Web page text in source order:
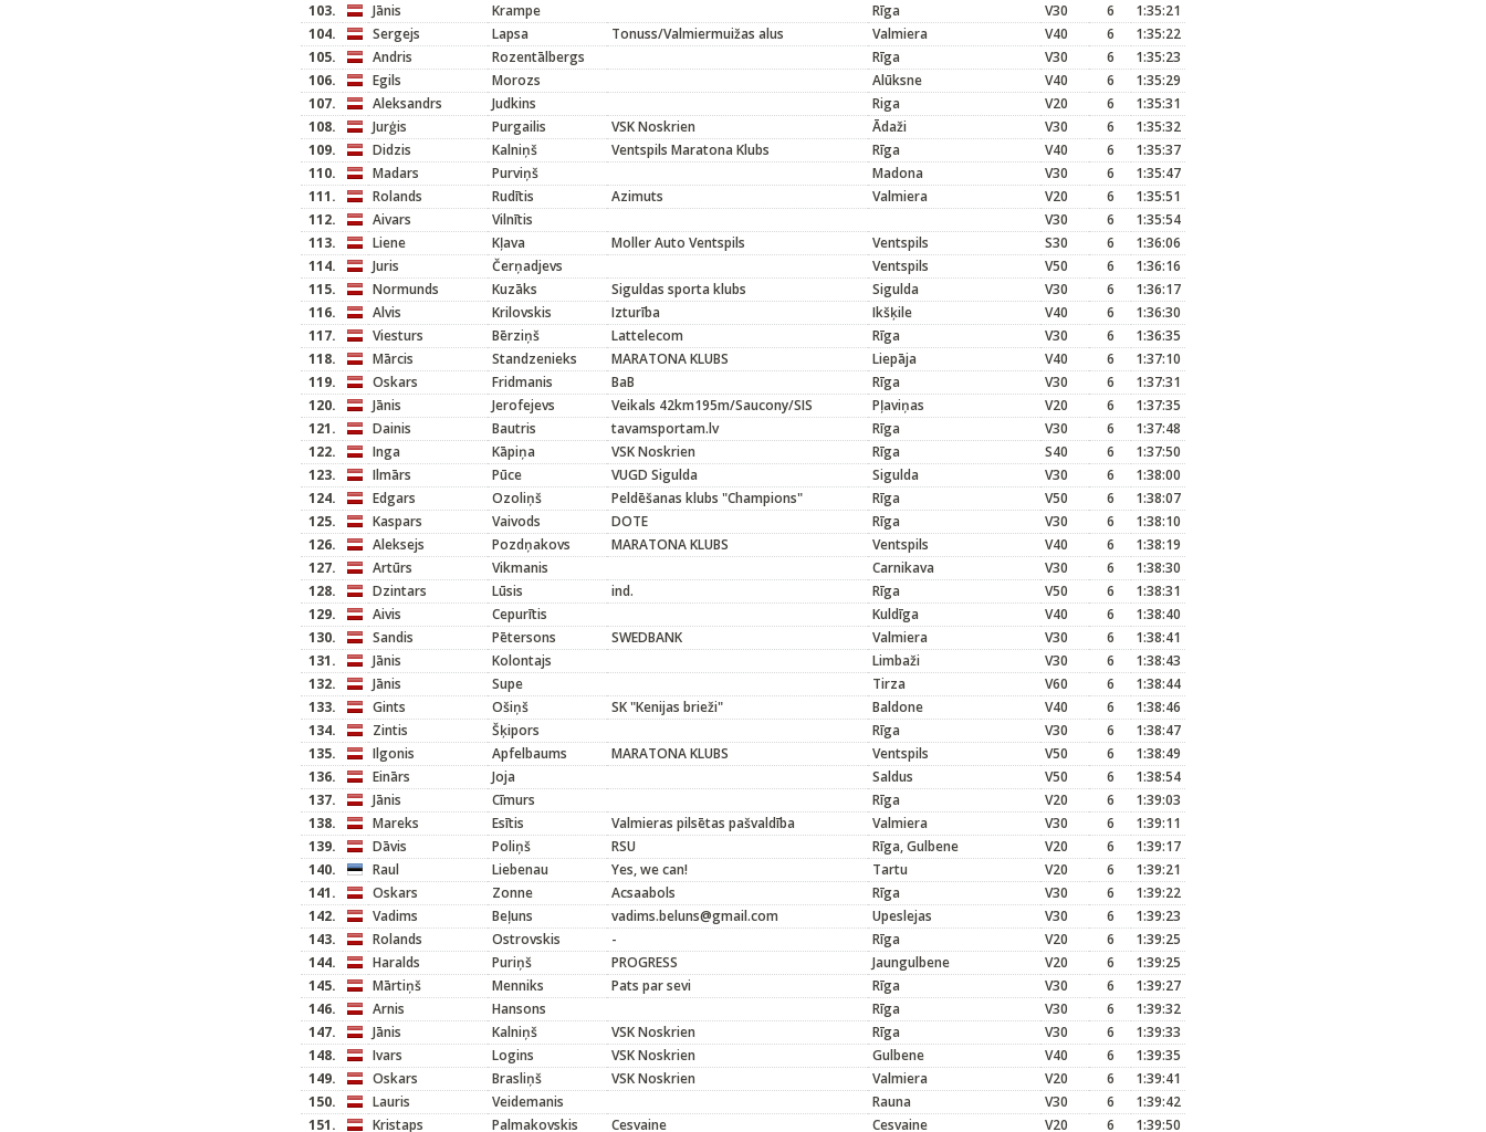
103.
Jānis Krampe Rīga V30 6
1:35:21
104.
Sergejs Lapsa Tonuss/Valmiermuižas alus Valmiera V40 6
1:35:22
105.
Andris Rozentālbergs Rīga V30 6
1:35:23
106.
Egils Morozs Alūksne V40 6
1:35:29
107.
Aleksandrs Judkins Riga V20 6
1:35:31
108.
Jurģis Purgailis VSK Noskrien Ādaži V30 6
1:35:32
109.
Didzis Kalniņš Ventspils Maratona Klubs Rīga V40 6
1:35:37
110.
Madars Purviņš Madona V30 6
1:35:47
111.
Rolands Rudītis Azimuts Valmiera V20 6
1:35:51
112.
Aivars Vilnītis V30 6
1:35:54
113.
Liene Kļava Moller Auto Ventspils Ventspils S30 6
1:36:06
114.
Juris Čerņadjevs Ventspils V50 6
1:36:16
115.
Normunds Kuzāks Siguldas sporta klubs Sigulda V30 6
1:36:17
116.
Alvis Krilovskis Izturība Ikšķile V40 6
1:36:30
117.
Viesturs Bērziņš Lattelecom Rīga V30 6
1:36:35
118.
Mārcis Standzenieks MARATONA KLUBS Liepāja V40 6
1:37:10
119.
Oskars Fridmanis BaB Rīga V30 6
1:37:31
120.
Jānis Jerofejevs Veikals 42km195m/Saucony/SIS Pļaviņas V20 6
1:37:35
121.
Dainis Bautris tavamsportam.lv Rīga V30 6
1:37:48
122.
Inga Kāpiņa VSK Noskrien Rīga S40 6
1:37:50
123.
Ilmārs Pūce VUGD Sigulda Sigulda V30 6
1:38:00
124.
Edgars Ozoliņš Peldēšanas klubs "Champions" Rīga V50 6
1:38:07
125.
Kaspars Vaivods DOTE Rīga V30 6
1:38:10
126.
Aleksejs Pozdņakovs MARATONA KLUBS Ventspils V40 6
1:38:19
127.
Artūrs Vikmanis Carnikava V30 6
1:38:30
128.
Dzintars Lūsis ind. Rīga V50 6
1:38:31
129.
Aivis Cepurītis Kuldīga V40 6
1:38:40
130.
Sandis Pētersons SWEDBANK Valmiera V30 6
1:38:41
131.
Jānis Kolontajs Limbaži V30 6
1:38:43
132.
Jānis Supe Tirza V60 6
1:38:44
133.
Gints Ošiņš SK "Kenijas brieži" Baldone V40 6
1:38:46
134.
Zintis Šķipors Rīga V30 6
1:38:47
135.
Ilgonis Apfelbaums MARATONA KLUBS Ventspils V50 6
1:38:49
136.
Einārs Joja Saldus V50 6
1:38:54
137.
Jānis Cīmurs Rīga V20 6
1:39:03
138.
Mareks Esītis Valmieras pilsētas pašvaldība Valmiera V30 6
1:39:11
139.
Dāvis Poliņš RSU Rīga, Gulbene V20 6
1:39:17
140.
Raul Liebenau Yes, we can! Tartu V20 6
1:39:21
141.
Oskars Zonne Acsaabols Rīga V30 6
1:39:22
142.
Vadims Beļuns vadims.beluns@gmail.com Upeslejas V30 6
1:39:23
143.
Rolands Ostrovskis - Rīga V20 6
1:39:25
144.
Haralds Puriņš PROGRESS Jaungulbene V20 6
1:39:25
145.
Mārtiņš Menniks Pats par sevi Rīga V30 6
1:39:27
146.
Arnis Hansons Rīga V30 6
1:39:32
147.
Jānis Kalniņš VSK Noskrien Rīga V30 6
1:39:33
148.
Ivars Logins VSK Noskrien Gulbene V40 6
1:39:35
149.
Oskars Brasliņš VSK Noskrien Valmiera V20 6
1:39:41
150.
Lauris Veidemanis Rauna V30 6
1:39:42
151.
Kristaps Palmakovskis Cesvaine Cesvaine V20 6 1:39:50